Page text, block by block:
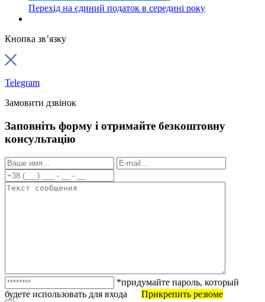
Перехід на єдиний податок в середині року
Кнопка зв’язку
Telegram
Замовити дзвінок
Заповніть форму і отримайте безкоштовну
консультацію
*придумайте пароль, который
будете использовать для входа
Прикрепить резюме